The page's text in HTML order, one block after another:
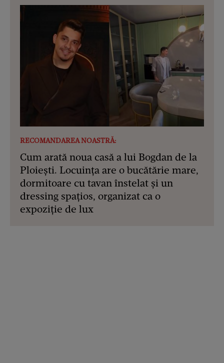
RECOMANDAREA NOASTRĂ:
Cum arată noua casă a lui Bogdan de la
Ploiești. Locuința are o bucătărie mare,
dormitoare cu tavan înstelat și un
dressing spațios, organizat ca o
expoziție de lux